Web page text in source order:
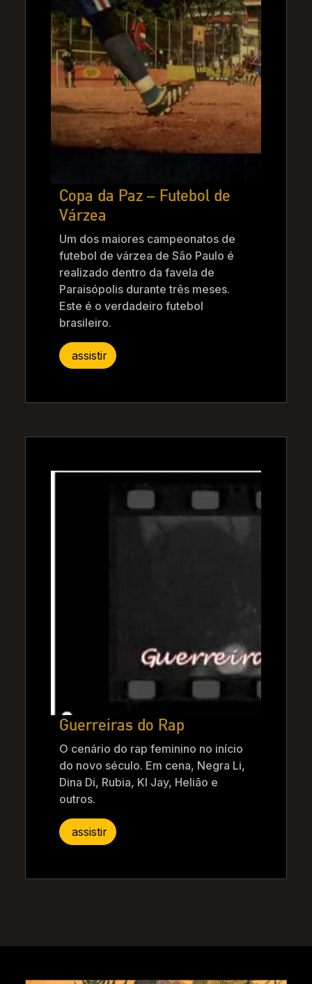
Copa da Paz – Futebol de
Várzea
Um dos maiores campeonatos de
futebol de várzea de São Paulo é
realizado dentro da favela de
Paraisópolis durante três meses.
Este é o verdadeiro futebol
brasileiro.
assistir
Guerreiras do Rap
O cenário do rap feminino no início
do novo século. Em cena, Negra Li,
Dina Di, Rubia, Kl Jay, Helião e
outros.
assistir